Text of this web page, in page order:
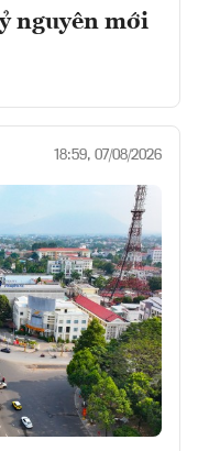
nguyên mới
18:59, 07/08/2026